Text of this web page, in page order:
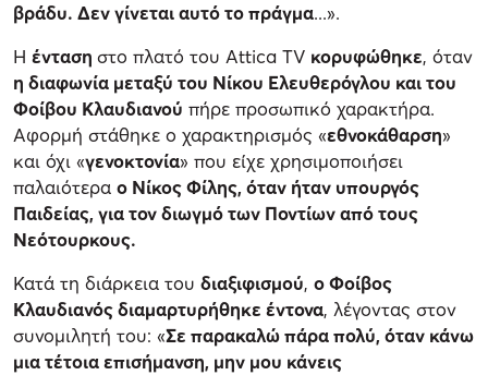
βράδυ. Δεν γίνεται αυτό το πράγμα...».
Η ένταση στο πλατό του Attica TV κορυφώθηκε, όταν
η διαφωνία μεταξύ του Νίκου Ελευθερόγλου και του
Φοίβου Κλαυδιανού πήρε προσωπικό χαρακτήρα.
Αφορμή στάθηκε ο χαρακτηρισμός «εθνοκάθαρση»
και όχι «γενοκτονία» που είχε χρησιμοποιήσει
παλαιότερα ο Νίκος Φίλης, όταν ήταν υπουργός
Παιδείας, για τον διωγμό των Ποντίων από τους
Νεότουρκους.
Κατά τη διάρκεια του διαξιφισμού, ο Φοίβος
Κλαυδιανός διαμαρτυρήθηκε έντονα, λέγοντας στον
συνομιλητή του: «Σε παρακαλώ πάρα πολύ, όταν κάνω
μια τέτοια επισήμανση, μην μου κάνεις